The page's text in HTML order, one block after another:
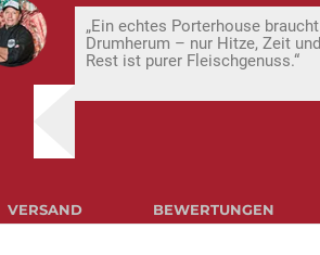
„Ein echtes Porterhouse
Drumherum – nur Hitze, Zeit
Rest ist purer Fleischgenuss.“
VERSAND BEWERTUNGEN